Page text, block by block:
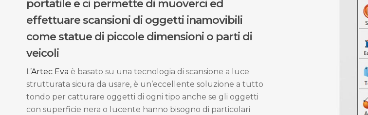
portatile e ci permette di muoverci ed
effettuare scansioni di oggetti inamovibili
come statue di piccole dimensioni o parti di
veicoli
L’Artec Eva è basato su una tecnologia di scansione a luce
strutturata sicura da usare, è un’eccellente soluzione a tutto
tondo per catturare oggetti di ogni tipo anche se gli oggetti
con superficie nera o lucente hanno bisogno di particolari